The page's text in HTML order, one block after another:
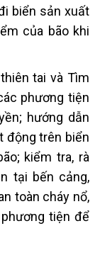
biển sản xuất
của bão khi
tai và Tìm
phương tiện
hướng dẫn
động trên biển
kiểm tra, rà
tại bến cảng,
toàn cháy nổ,
tiện để